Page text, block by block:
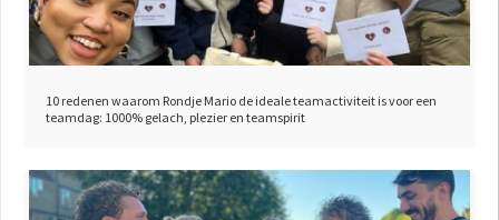
10 redenen waarom Rondje Mario de ideale teamactiviteit is voor een
teamdag: 1000% gelach, plezier en teamspirit